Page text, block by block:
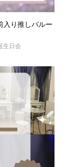
入り推しバルー
生日会